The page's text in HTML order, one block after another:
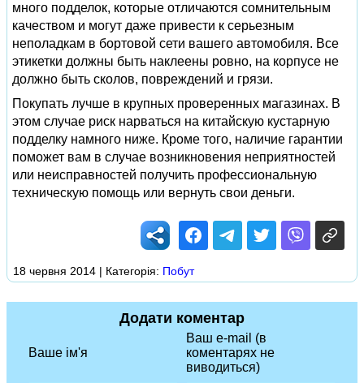
много подделок, которые отличаются сомнительным
качеством и могут даже привести к серьезным
неполадкам в бортовой сети вашего автомобиля. Все
этикетки должны быть наклеены ровно, на корпусе не
должно быть сколов, повреждений и грязи.
Покупать лучше в крупных проверенных магазинах. В
этом случае риск нарваться на китайскую кустарную
подделку намного ниже. Кроме того, наличие гарантии
поможет вам в случае возникновения неприятностей
или неисправностей получить профессиональную
техническую помощь или вернуть свои деньги.
18 червня 2014 | Категорія: Побут
Додати коментар
Ваше ім'я
Ваш e-mail (в
коментарях не
виводиться)